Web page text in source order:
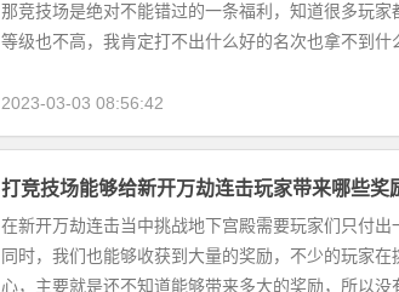
那竞技场是绝对不能错过的一条福利，知道很多玩家
等级也不高，我肯定打不出什么好的名次也拿不到
2023-03-03 08:56:42
打竞技场能够给新开万劫连击玩家带来哪些奖
在新开万劫连击当中挑战地下宫殿需要玩家们只付
同时，我们也能够收获到大量的奖励，不少的玩家在
心，主要就是还不知道能够带来多大的奖励，所以没